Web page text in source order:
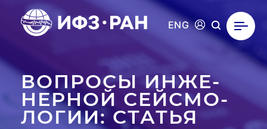
ENG
ВОПРОСЫ ИН­ЖЕ­
НЕР­НОЙ СЕЙ­СМО­
ЛОГИИ: СТАТЬЯ